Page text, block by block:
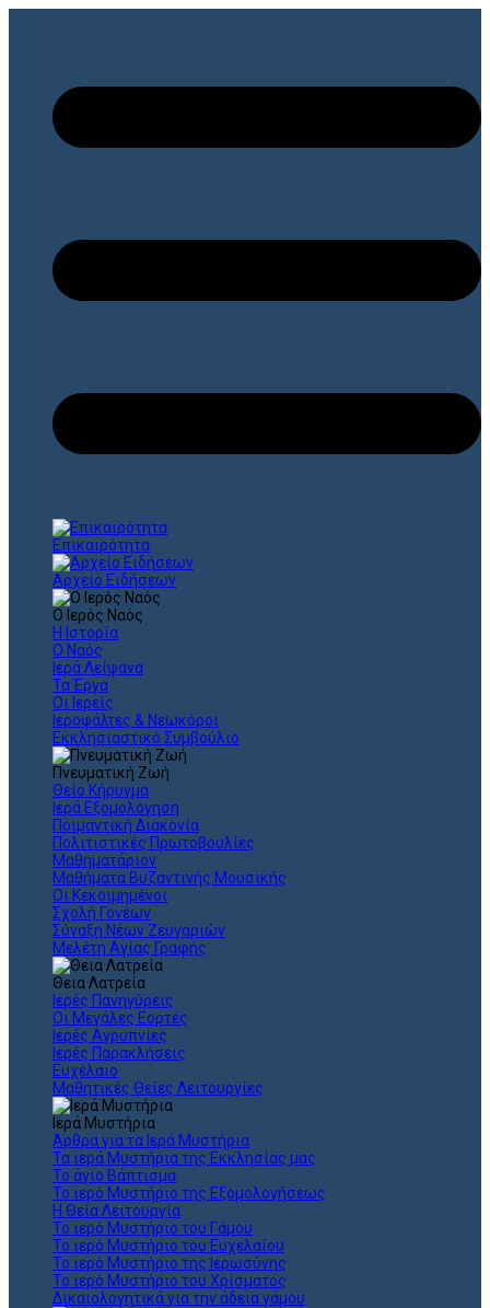
Επικαιρότητα
Αρχείο Ειδήσεων
Ο Ιερός Ναός
Η Ιστορία
Ο Ναός
Ιερά Λείψανα
Τα Έργα
Οι Ιερείς
Ιεροψάλτες & Νεωκόροι
Εκκλησιαστικό Συμβούλιο
Πνευματική Ζωή
Θείο Κήρυγμα
Ιερά Εξομολόγηση
Ποιμαντική Διακονία
Πολιτιστικές Πρωτοβουλίες
Μαθηματάριον
Μαθήματα Βυζαντινής Μουσικής
Οι Κεκοιμημένοι
Σχολή Γονέων
Σύναξη Νέων Ζευγαριών
Μελέτη Αγίας Γραφής
Θεια Λατρεία
Ιερές Πανηγύρεις
Οι Μεγάλες Εορτές
Ιερές Αγρυπνίες
Ιερές Παρακλήσεις
Ευχέλαιο
Μαθητικές Θείες Λειτουργίες
Ιερά Μυστήρια
Άρθρα για τα Ιερά Μυστήρια
Τα ιερά Μυστήρια της Εκκλησίας μας
Το άγιο Βάπτισμα
Το ιερό Μυστήριο της Εξομολογήσεως
Η Θεία Λειτουργία
Το ιερό Μυστήριο του Γάμου
Το ιερό Μυστήριο του Ευχελαίου
Το ιερό Μυστήριο της Ιερωσύνης
Το ιερό Μυστήριο του Χρίσματος
Δικαιολογητικά για την άδεια γάμου